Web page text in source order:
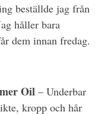
beställde jag från
håller bara
dem innan fredag.
Oil – Underbar
kropp och hår